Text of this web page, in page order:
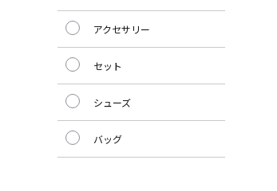
アクセサリー
セット
シューズ
バッグ